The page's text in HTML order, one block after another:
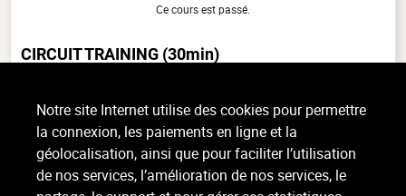
Ce cours est passé.
CIRCUIT TRAINING(30min)
Le circuit training est une méthode d’entraînement qui consiste à réaliser
plusieurs exercices les uns après les autres, avec pas ou très peu de temps
de récupération entre les différents (...)
Lire la suite
Notre site Internet utilise des cookies pour permettre
la connexion, les paiements en ligne et la
géolocalisation, ainsi que pour faciliter l’utilisation
de nos services, l’amélioration de nos services, le